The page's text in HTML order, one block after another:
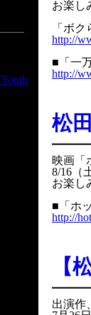
お楽し
「ボ
http://
■「一
http://
松
映画「
8/16（
お楽し
■「ホ
http://
【
出演作